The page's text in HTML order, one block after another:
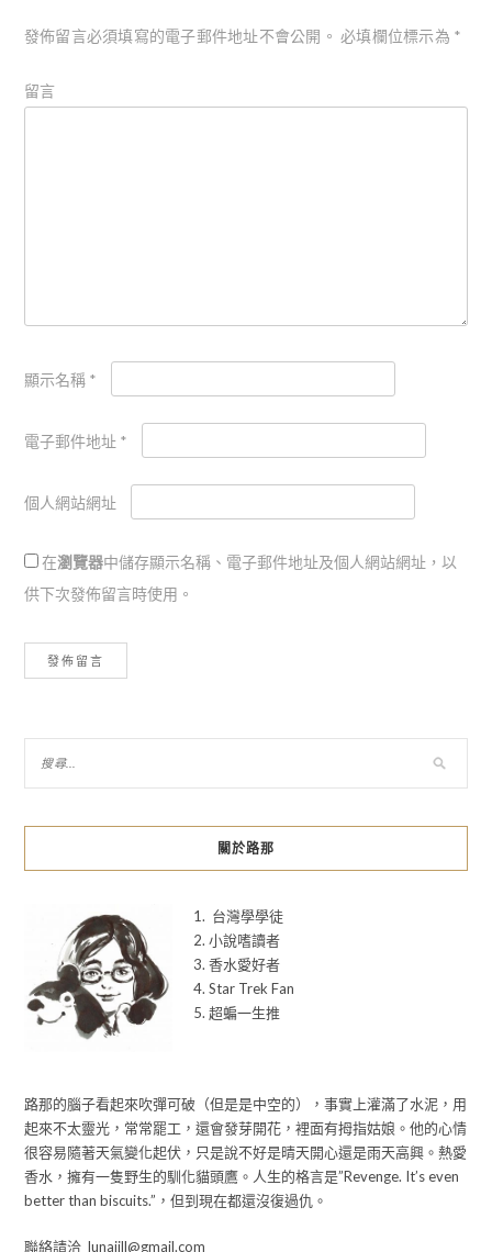
發佈留言必須填寫的電子郵件地址不會公開。 必填欄位標示為 *
留言
顯示名稱 *
電子郵件地址 *
個人網站網址
在瀏覽器中儲存顯示名稱、電子郵件地址及個人網站網址，以
供下次發佈留言時使用。
關於路那
1. 台灣學學徒
2. 小說嗜讀者
3. 香水愛好者
4. Star Trek Fan
5. 超蝙一生推
路那的腦子看起來吹彈可破（但是是中空的），事實上灌滿了水泥，用
起來不太靈光，常常罷工，還會發芽開花，裡面有拇指姑娘。他的心情
很容易隨著天氣變化起伏，只是說不好是晴天開心還是雨天高興。熱愛
香水，擁有一隻野生的馴化貓頭鷹。人生的格言是”Revenge. It’s even
better than biscuits.”，但到現在都還沒復過仇。
聯絡請洽 lunajill@gmail.com